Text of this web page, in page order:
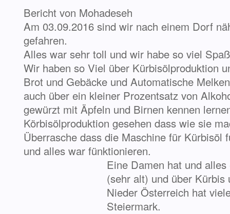
Bericht von Mohadeseh
Am 03.09.2016 sind wir nach einem Dorf
gefahren.
Alles war sehr toll und wir habe so viel
Wir haben so Viel über Kürbisölproduktion
Brot und Gebäcke und Automatische
auch über ein kleiner Prozentsatz von
gewürzt mit Äpfeln und Birnen kennen
Körbisölproduktion gesehen dass wie sie
Überrasche dass die Maschine für Kürbisöl
und alles war fünktionieren.
Eine Damen hat und
(sehr alt) und über Kürbis
Nieder Österreich hat
Steiermark.